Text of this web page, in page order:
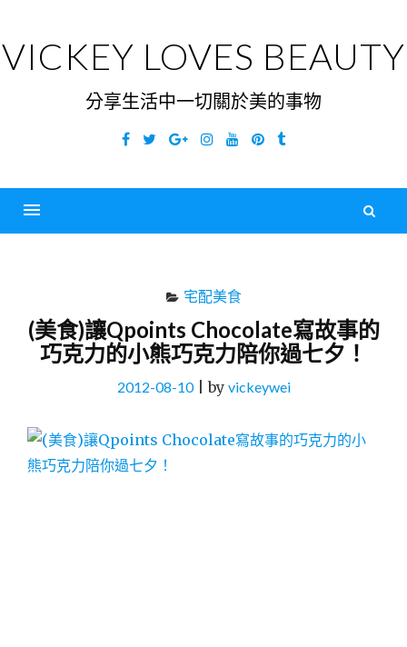
content
VICKEY LOVES BEAUTY
分享生活中一切關於美的事物
Facebook
TwitterGoogleInstagramYouTubePinterest
Tumblr
宅配美食
(美食)讓Qpoints Chocolate寫故事的
巧克力的小熊巧克力陪你過七夕！
2012-08-10|by vickeywei